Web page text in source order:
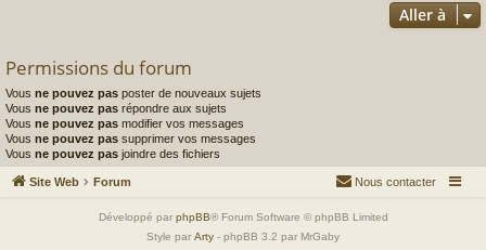
Aller à
Permissions du forum
Vous ne pouvez pas poster de nouveaux sujets
Vous ne pouvez pas répondre aux sujets
Vous ne pouvez pas modifier vos messages
Vous ne pouvez pas supprimer vos messages
Vous ne pouvez pas joindre des fichiers
Site Web Forum Nous contacter
Développé par phpBB® Forum Software © phpBB Limited
Style par Arty - phpBB 3.2 par MrGaby